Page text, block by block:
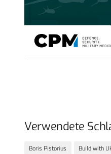
Verwendete
Boris Pistorius Build with